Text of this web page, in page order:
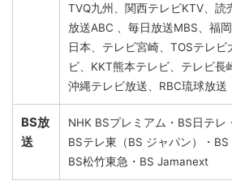
TVQ九州、関西テレビKTV、読
放送ABC 、毎日放送MBS、福
日本、テレビ宮崎、TOSテレ
ビ、KKT熊本テレビ、テレビ長
沖縄テレビ放送、RBC琉球放送
BS放
送
NHK BSプレミアム・BS日テレ
BSテレ東（BS ジャパン）・BS
BS松竹東急・BS Jamanext